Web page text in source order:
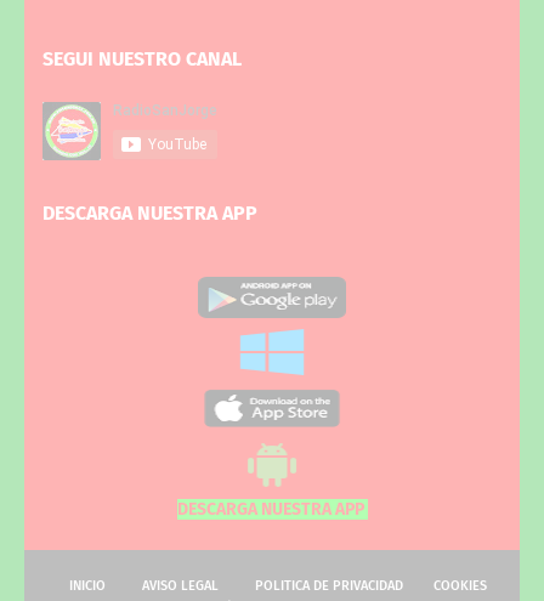
SEGUI NUESTRO CANAL
DESCARGA NUESTRA APP
DESCARGA NUESTRA APP
INICIO AVISO LEGAL POLITICA DE PRIVACIDAD COOKIES